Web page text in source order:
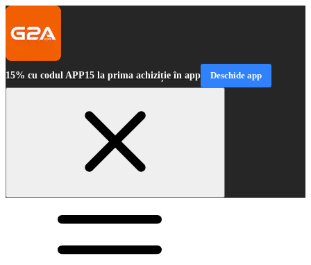
15% cu codul APP15 la prima achiziție în app Deschide app